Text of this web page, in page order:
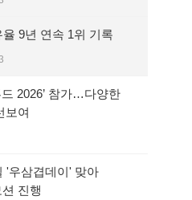
9년 연속 1위 기록
2026’ 참가…다양한
보여
'우삼겹데이' 맞아
진행